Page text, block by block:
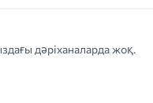
дәріханаларда жоқ.